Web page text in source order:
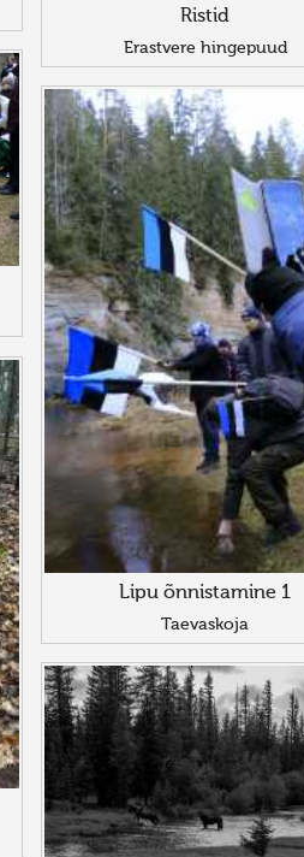
Ristid
Erastvere hingepuud
Lipu õnnistamine 1
Taevaskoja